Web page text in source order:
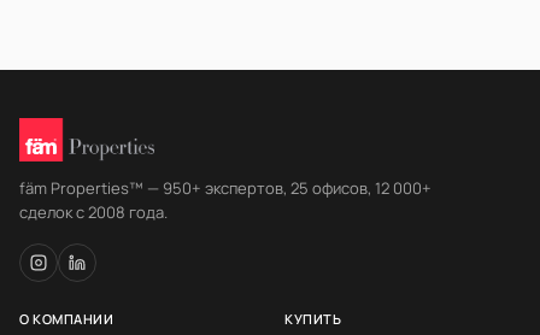
fäm Properties™ — 950+ экспертов, 25 офисов, 12 000+
сделок с 2008 года.
О КОМПАНИИ КУПИТЬ